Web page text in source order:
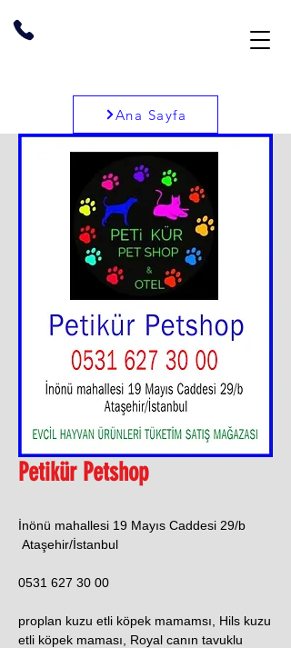
Ana Sayfa
Petikür Petshop
İnönü mahallesi 19 Mayıs Caddesi 29/b
Ataşehir/İstanbul
0531 627 30 00
proplan kuzu etli köpek mamamsı, Hils kuzu
etli köpek maması, Royal canın tavuklu